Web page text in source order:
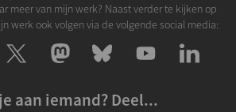
meer van mijn werk? Naast verder te kijken op
werk ook volgen via de volgende social media:
aan iemand? Deel...